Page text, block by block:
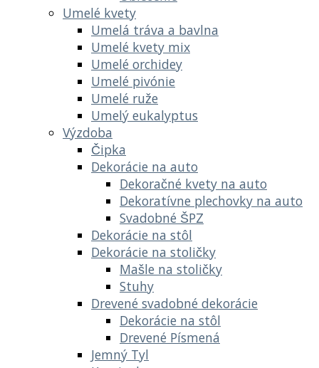
Umelé kvety
Umelá tráva a bavlna
Umelé kvety mix
Umelé orchidey
Umelé pivónie
Umelé ruže
Umelý eukalyptus
Výzdoba
Čipka
Dekorácie na auto
Dekoračné kvety na auto
Dekoratívne plechovky na auto
Svadobné ŠPZ
Dekorácie na stôl
Dekorácie na stoličky
Mašle na stoličky
Stuhy
Drevené svadobné dekorácie
Dekorácie na stôl
Drevené Písmená
Jemný Tyl